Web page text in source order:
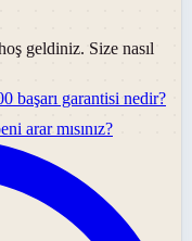
geldiniz. Size nasıl
başarı garantisi nedir?
arar mısınız?